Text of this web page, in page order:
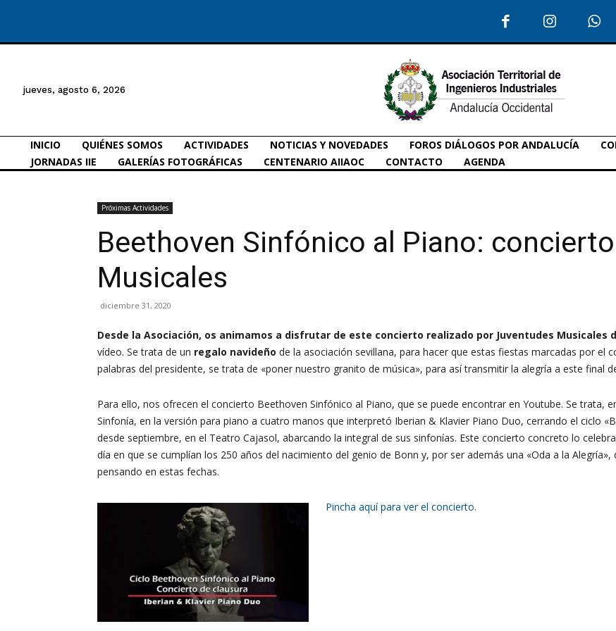
jueves, agosto 6, 2026
INICIO QUIÉNES SOMOS ACTIVIDADES NOTICIAS Y NOVEDADES FOROS DIÁLOGOS POR ANDALUCÍA
JORNADAS IIE
GALERÍAS FOTOGRÁFICAS CENTENARIO AIIAOC CONTACTO AGENDA
Próximas Actividades
Beethoven Sinfónico al Piano:
Musicales
diciembre 31, 2020
Desde la Asociación, os animamos a disfrutar de este concierto realizado por Juventudes Musicales
vídeo. Se trata de un regalo navideño de la asociación sevillana, para hacer que estas fiestas marcadas por el
palabras del presidente, se trata de «poner nuestro granito de música», para así transmitir la alegría a este final
Para ello, nos ofrecen el concierto Beethoven Sinfónico al Piano, que se puede encontrar en Youtube. Se trata,
Sinfonía, en la versión para piano a cuatro manos que interpretó Iberian & Klavier Piano Duo, cerrando el ciclo
desde septiembre, en el Teatro Cajasol, abarcando la integral de sus sinfonías. Este concierto concreto lo
día en que se cumplían los 250 años del nacimiento del genio de Bonn y, por ser además una «Oda a la
pensando en estas fechas.
Pincha aquí para ver el concierto.